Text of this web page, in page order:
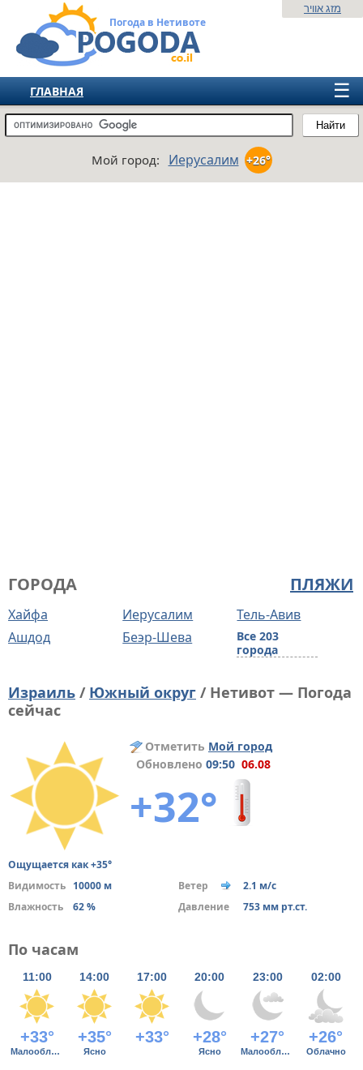
Погода в Нетивоте
Найти
מזג אוויר
☰
ГЛАВНАЯ
ИЗРАИЛЬ
ЕВРОПА
Мой город: Иерусалим +26°
ПЛЯЖИ
ГОРОДА
Хайфа Иерусалим
Тель-Авив
Ашдод
Беэр-Шева
Все 203
города
Израиль / Южный округ / Нетивот — Погода
сейчас
Отметить Мой город
Обновлено 09:50 06.08
+32°
Ощущается как +35°
Видимость 10000 м Ветер
2.1 м/с
Влажность
62 % Давление 753 мм рт.ст.
По часам
11:00 14:00 17:00 20:00 23:00 02:00
+33° +35° +33° +28° +27° +26°
Малооблачно Ясно Ясно Малооблачно Облачно